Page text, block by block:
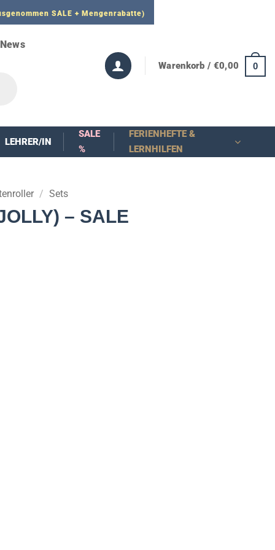
SALE + Mengenrabatte)
News
Warenkorb / €0,00 0
LEHRER/IN
SALE
%
FERIENHEFTE &
LERNHILFEN
/ Sets
– SALE